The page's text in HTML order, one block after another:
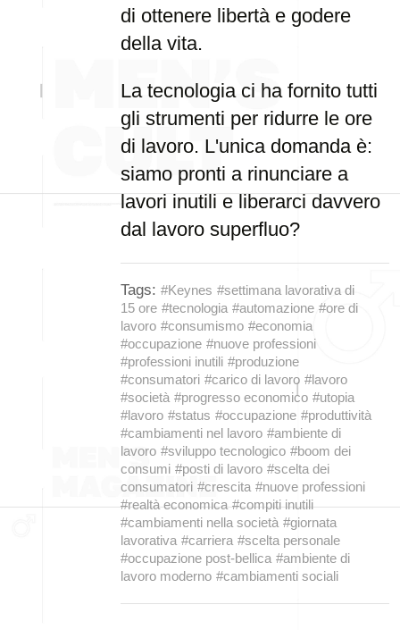
di ottenere libertà e godere
della vita.
La tecnologia ci ha fornito tutti
gli strumenti per ridurre le ore
di lavoro. L'unica domanda è:
siamo pronti a rinunciare a
lavori inutili e liberarci davvero
dal lavoro superfluo?
Tags: #Keynes #settimana lavorativa di
15 ore #tecnologia #automazione #ore di
lavoro #consumismo #economia
#occupazione #nuove professioni
#professioni inutili #produzione
#consumatori #carico di lavoro #lavoro
#società #progresso economico #utopia
#lavoro #status #occupazione #produttività
#cambiamenti nel lavoro #ambiente di
lavoro #sviluppo tecnologico #boom dei
consumi #posti di lavoro #scelta dei
consumatori #crescita #nuove professioni
#realtà economica #compiti inutili
#cambiamenti nella società #giornata
lavorativa #carriera #scelta personale
#occupazione post-bellica #ambiente di
lavoro moderno #cambiamenti sociali